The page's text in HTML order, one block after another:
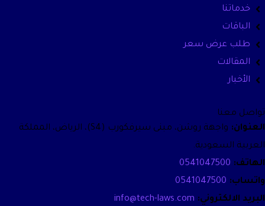
خدماتنا
الباقات
طلب عرض سعر
المقالات
الأخبار
تواصل معنا
العنوان:
واجهة روشن، مبنى سيرفكورب (S4)، الرياض، المملكة
العربية السعودية.
الهاتف: 0541047500
واتساب: 0541047500
البريد الالكتروني: info@tech-laws.com